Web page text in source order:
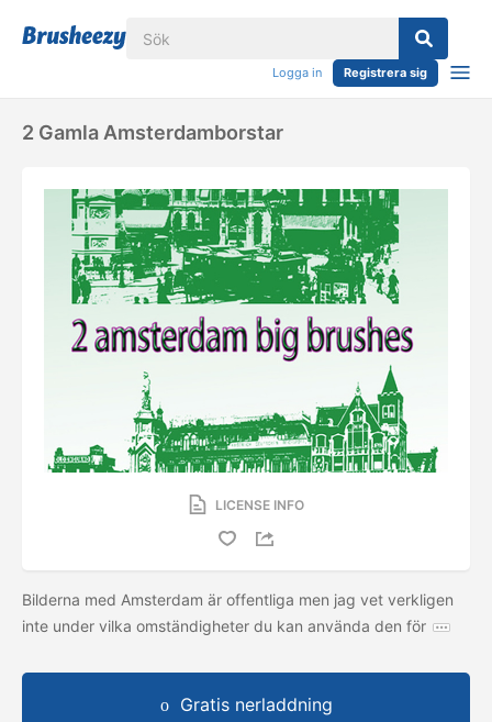
Logga in Registrera sig
2 Gamla Amsterdamborstar
LICENSE INFO
Bilderna med Amsterdam är offentliga men jag vet verkligen
inte under vilka omständigheter du kan använda den för
Gratis nerladdning